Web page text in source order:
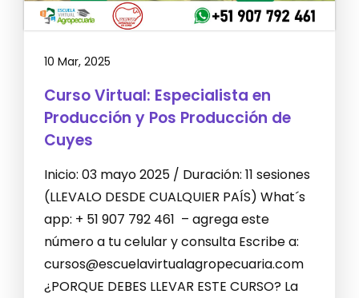
10 Mar, 2025
Curso Virtual: Especialista en
Producción y Pos Producción de
Cuyes
Inicio: 03 mayo 2025 / Duración: 11 sesiones
(LLEVALO DESDE CUALQUIER PAÍS) What´s
app: + 51 907 792 461 – agrega este
número a tu celular y consulta Escribe a:
cursos@escuelavirtualagropecuaria.com
¿PORQUE DEBES LLEVAR ESTE CURSO? La